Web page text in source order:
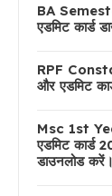
BA
एडमिट कार्ड
RPF
और एडमिट
Msc 1st
एडमिट
डाउनलोड करें।